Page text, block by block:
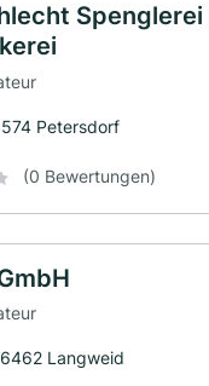
Spenglerei
Petersdorf
(0 Bewertungen)
Langweid